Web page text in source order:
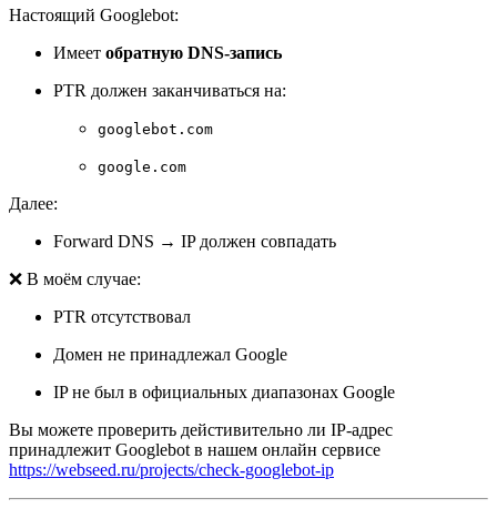
Настоящий Googlebot:
Имеет обратную DNS-запись
PTR должен заканчиваться на:
googlebot.com
google.com
Далее:
Forward DNS → IP должен совпадать
❌ В моём случае:
PTR отсутствовал
Домен не принадлежал Google
IP не был в официальных диапазонах Google
Вы можете проверить дейстивительно ли IP-адрес
принадлежит Googlebot в нашем онлайн сервисе
https://webseed.ru/projects/check-googlebot-ip